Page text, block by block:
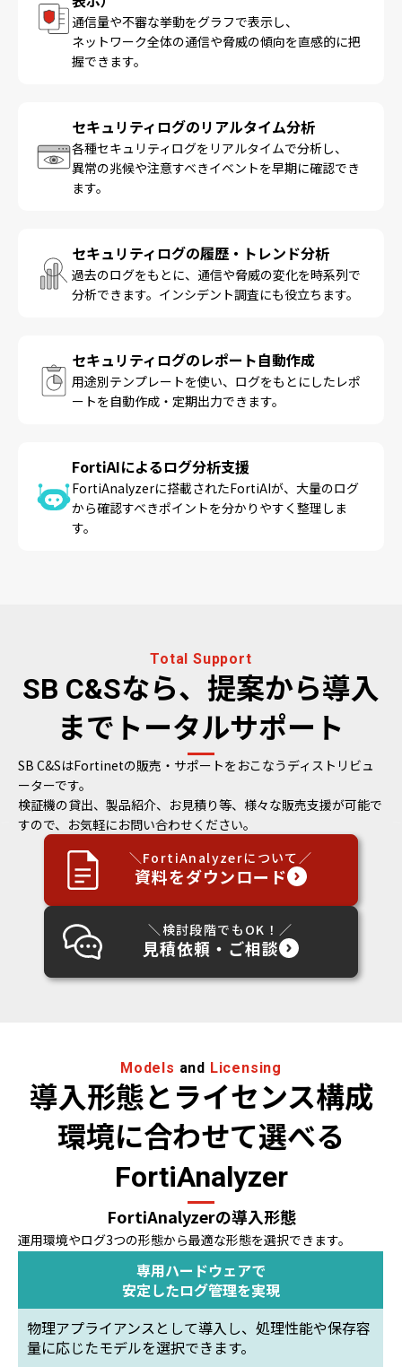
通信量や不審な挙動をグラフで表示し、
ネットワーク全体の通信や脅威の傾向を直感的に把
握できます。
セキュリティログのリアルタイム分析
各種セキュリティログをリアルタイムで分析し、
異常の兆候や注意すべきイベントを早期に確認でき
ます。
セキュリティログの履歴・トレンド分析
過去のログをもとに、通信や脅威の変化を時系列で
分析できます。インシデント調査にも役立ちます。
セキュリティログのレポート自動作成
用途別テンプレートを使い、ログをもとにしたレポ
ートを自動作成・定期出力できます。
FortiAIによるログ分析支援
FortiAnalyzerに搭載されたFortiAIが、大量のログ
から確認すべきポイントを分かりやすく整理しま
す。
Total Support
SB C&Sなら、提案から導入
までトータルサポート
SB C&SはFortinetの販売・サポートをおこなうディストリビュ
ーターです。
検証機の貸出、製品紹介、お見積り等、様々な販売支援が可能で
すので、お気軽にお問い合わせください。
＼FortiAnalyzerについて／
資料をダウンロード
＼検討段階でもOK！／
見積依頼・ご相談
Models and Licensing
導入形態とライセンス構成
環境に合わせて選べる
FortiAnalyzer
FortiAnalyzerの導入形態
運用環境やログ3つの形態から最適な形態を選択できます。
専用ハードウェアで
安定したログ管理を実現
物理アプライアンスとして導入し、処理性能や保存容
量に応じたモデルを選択できます。